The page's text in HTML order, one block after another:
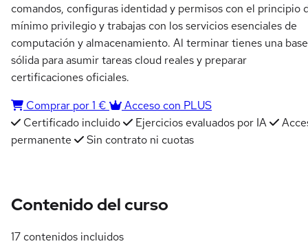
comandos, configuras identidad y permisos con el principio
mínimo privilegio y trabajas con los servicios esenciales de
computación y almacenamiento. Al terminar tienes una base
sólida para asumir tareas cloud reales y preparar
certificaciones oficiales.
Comprar por 1 €
Acceso con PLUS
Certificado incluido
Ejercicios evaluados por IA
permanente
Sin contrato ni cuotas
Contenido del curso
17 contenidos incluidos